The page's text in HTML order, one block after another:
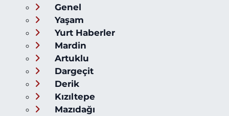
Genel
Yaşam
Yurt Haberler
Mardin
Artuklu
Dargeçit
Derik
Kızıltepe
Mazıdağı